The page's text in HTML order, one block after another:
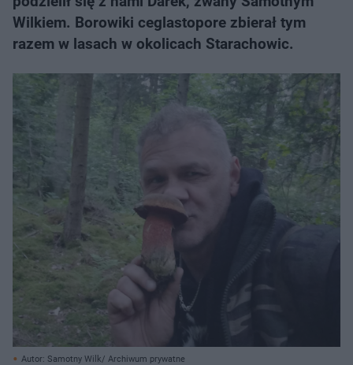
Wilkiem. Borowiki ceglastopore zbierał tym
razem w lasach w okolicach Starachowic.
Autor: Samotny Wilk/ Archiwum prywatne